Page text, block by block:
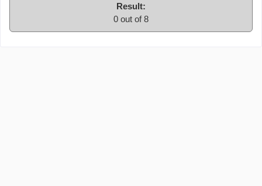
Result:
0 out of 8